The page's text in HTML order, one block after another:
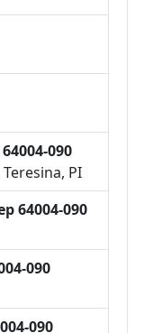
090
PI
64004-090
090
090